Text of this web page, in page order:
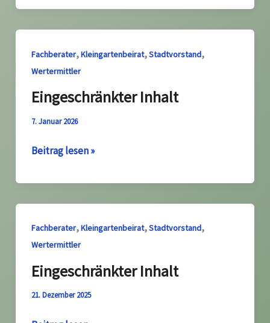
Fachberater,Kleingartenbeirat,Stadtvorstand,
Wertermittler
Eingeschränkter Inhalt
7. Januar 2026
Eingeschränkter
Beitrag lesen »
Fachberater,Kleingartenbeirat,Stadtvorstand,
Wertermittler
Eingeschränkter Inhalt
21. Dezember 2025